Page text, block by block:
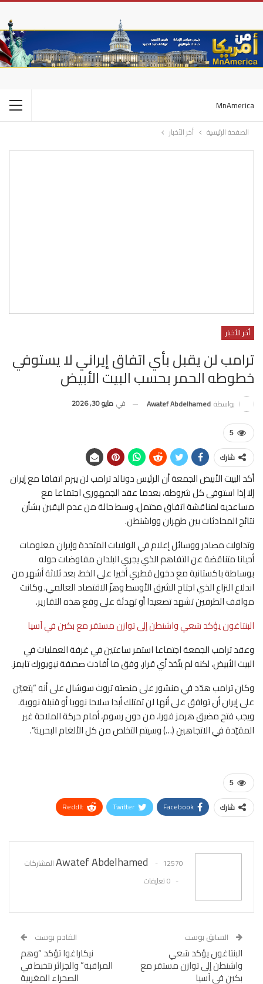
MnAmerica
الصفحة الرئيسية أخر الأخبار
أخر الأخبار
ترامب لن يقبل بأي اتفاق إيراني لا يستوفي
خطوطه الحمر بحسب البيت الأبيض
بواسطة Awatef Abdelhamed في مايو 30, 2026
5
شارك
أكد البيت الأبيض الجمعة أن الرئيس دونالد ترامب لن يبرم اتفاقا مع إيران
إلا إذا استوفى كل شروطه، بعدما عقد الجمهوري اجتماعا مع
مساعديه لمناقشة اتفاق محتمل، وسط حالة من عدم اليقين بشأن
نتائج المحادثات بين طهران وواشنطن.
وتداولت مصادر ووسائل إعلام في الولايات المتحدة وإيران معلومات
أحيانا متناقضة عن التفاهم الذي يجري البلدان مفاوضات حوله
بوساطة باكستانية مع دخول قطري أخيرا على الخط، بعد ثلاثة أشهر من
اندلاع النزاع الذي اجتاح الشرق الأوسط وهزّ الاقتصاد العالمي. وكانت
مواقف الطرفين تشهد تصعيدا أو تهدئة على وقع هذه التقارير.
البنتاغون يؤكد سَعي واشنطن إلى توازن مستقر مع بكين في آسيا
وعقد ترامب الجمعة اجتماعا استمر ساعتين في غرفة العمليات في
البيت الأبيض، لكنه لم يتّخذ أي قرار، وفق ما أفادت صحيفة نيويورك تايمز.
وكان ترامب هدّد في منشور على منصته تروث سوشال على أنه “يتعيّن
على إيران أن توافق على أنها لن تمتلك أبدا سلاحا نوويا أو قنبلة نووية.
ويجب فتح مضيق هرمز فورا، من دون رسوم، أمام حركة الملاحة غير
المقيّدة في الاتجاهين (…) وسيتم التخلص من كل الألغام البحرية”.
5
شارك Facebook
Twitter
ReddIt
Awatef Abdelhamed
12570 المشاركات
0 تعليقات
السابق بوست
البنتاغون يؤكد سَعي
واشنطن إلى توازن مستقر مع
بكين في آسيا
القادم بوست
نيكاراغوا تؤكد “وهم
المراقبة” والجزائر تتخبط في
الصحراء المغربية